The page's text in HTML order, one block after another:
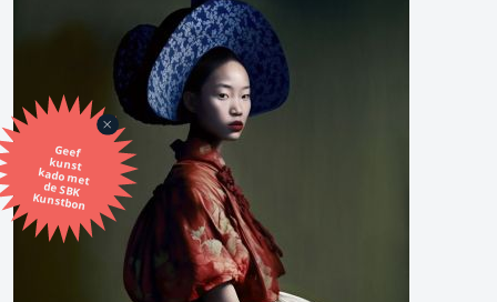
Geef
kunst
kado met
de SBK
Kunstbon